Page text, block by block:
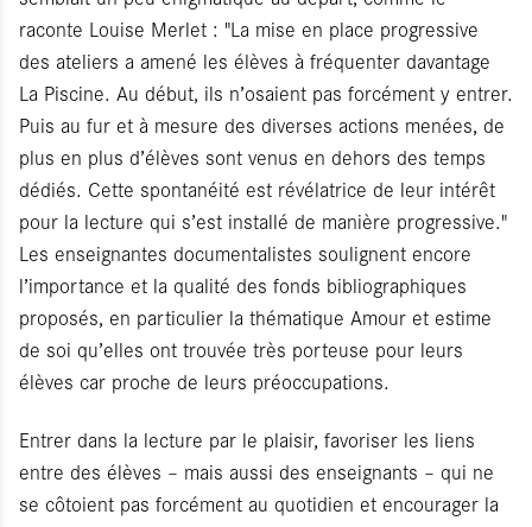
raconte Louise Merlet : "La mise en place progressive
des ateliers a amené les élèves à fréquenter davantage
La Piscine. Au début, ils n’osaient pas forcément y entrer.
Puis au fur et à mesure des diverses actions menées, de
plus en plus d’élèves sont venus en dehors des temps
dédiés. Cette spontanéité est révélatrice de leur intérêt
pour la lecture qui s’est installé de manière progressive."
Les enseignantes documentalistes soulignent encore
l’importance et la qualité des fonds bibliographiques
proposés, en particulier la thématique Amour et estime
de soi qu’elles ont trouvée très porteuse pour leurs
élèves car proche de leurs préoccupations.
Entrer dans la lecture par le plaisir, favoriser les liens
entre des élèves – mais aussi des enseignants – qui ne
se côtoient pas forcément au quotidien et encourager la